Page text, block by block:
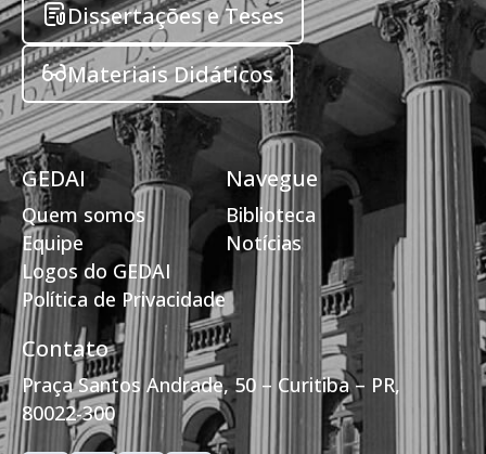
Dissertações e Teses
Materiais Didáticos
GEDAI
Quem somos
Equipe
Logos do GEDAI
Política de Privacidade
Navegue
Biblioteca
Notícias
Contato
Praça Santos Andrade, 50 – Curitiba – PR,
80022-300